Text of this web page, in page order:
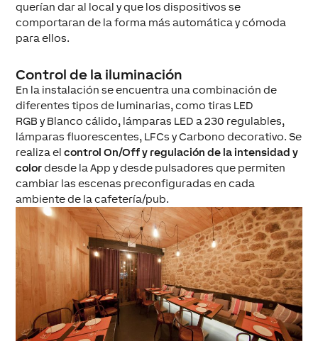
querían dar al local y que los dispositivos se
comportaran de la forma más automática y cómoda
para ellos.
Control de la iluminación
En la instalación se encuentra una combinación de
diferentes tipos de luminarias, como tiras LED
RGB y Blanco cálido, lámparas LED a 230 regulables,
lámparas fluorescentes, LFCs y Carbono decorativo. Se
realiza elcontrol On/Off y regulación de la intensidad y
colordesde la App y desde pulsadores que permiten
cambiar las escenas preconfiguradas en cada
ambiente de la cafetería/pub.